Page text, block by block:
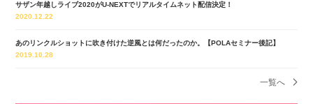
サザン年越しライブ2020がU-NEXTでリアルタイムネット配信決定！
2020.12.22
あのリンクルショットに吹き付けた逆風とは何だったのか。【POLAセミナー後記】
2019.10.28
一覧へ